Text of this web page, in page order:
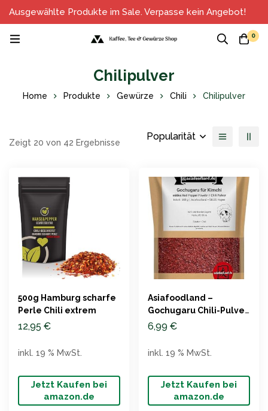
Ausgewählte Produkte im Sale. Verpasse kein Angebot!
0
Chilipulver
Home Produkte Gewürze Chili Chilipulver
Zeigt 20 von 42 Ergebnisse
Popularität
500g Hamburg scharfe
Perle Chili extrem
12,95 €
Jetzt Kaufen bei
amazon.de
inkl. 19 % MwSt.
Asiafoodland –
Gochugaru Chili-Pulver,
100g Packung
6,99 €
Jetzt Kaufen bei
amazon.de
inkl. 19 % MwSt.